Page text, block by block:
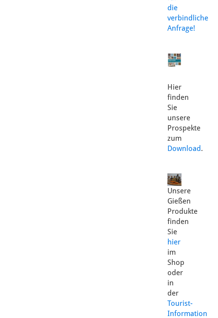
die
verbindliche
Anfrage!
Hier
finden
Sie
unsere
Prospekte
zum
Download.
Unsere
Gießen
Produkte
finden
Sie
hier
im
Shop
oder
in
der
Tourist-
Information